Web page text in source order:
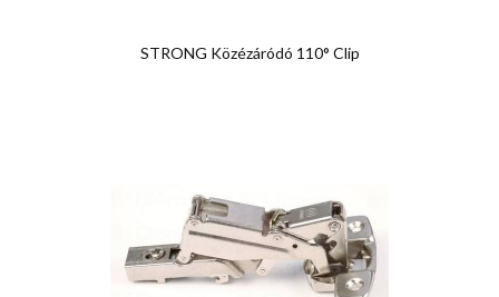
STRONG Közézáródó 110° Clip